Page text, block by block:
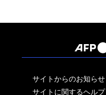
サイトからのお知らせ
サイトに関するヘルプ